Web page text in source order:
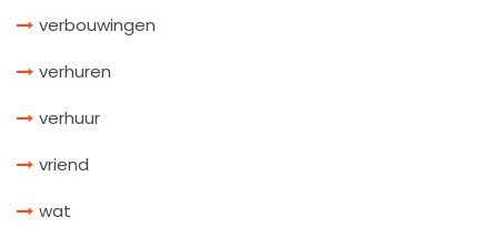
verbouwingen
verhuren
verhuur
vriend
wat